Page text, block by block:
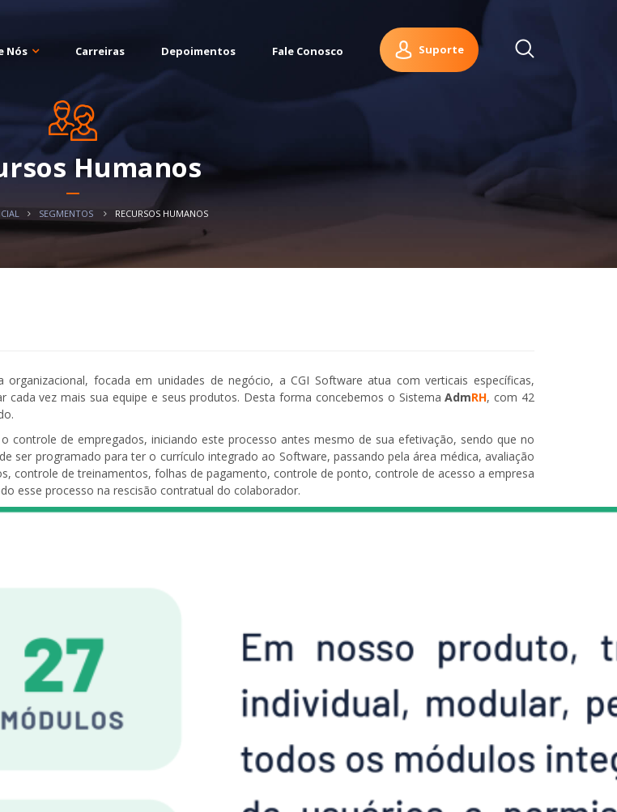
Nós Carreiras Depoimentos Fale Conosco Suporte
Humanos
SEGMENTOS RECURSOS HUMANOS
organizacional, focada em unidades de negócio, a CGI Software atua com verticais específicas,
cada vez mais sua equipe e seus produtos. Desta forma concebemos o SistemaAdmRH, com 42
controle de empregados, iniciando este processo antes mesmo de sua efetivação, sendo que no
ser programado para ter o currículo integrado ao Software, passando pela área médica, avaliação
controle de treinamentos, folhas de pagamento, controle de ponto, controle de acesso a empresa
esse processo na rescisão contratual do colaborador.